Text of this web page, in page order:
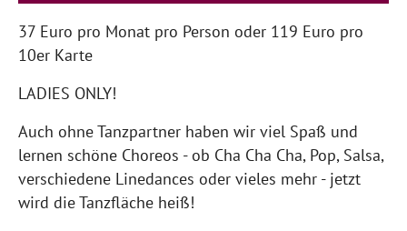
37 Euro pro Monat pro Person oder 119 Euro pro
10er Karte
LADIES ONLY!
Auch ohne Tanzpartner haben wir viel Spaß und
lernen schöne Choreos - ob Cha Cha Cha, Pop, Salsa,
verschiedene Linedances oder vieles mehr - jetzt
wird die Tanzfläche heiß!